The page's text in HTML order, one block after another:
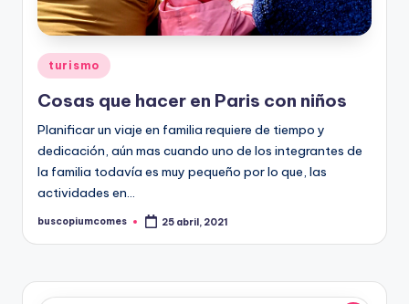
Publicado
en
turismo
Cosas que hacer en Paris con niños
Planificar un viaje en familia requiere de tiempo y
dedicación, aún mas cuando uno de los integrantes de
la familia todavía es muy pequeño por lo que, las
actividades en…
Publicado
buscopiumcomes 25 abril, 2021